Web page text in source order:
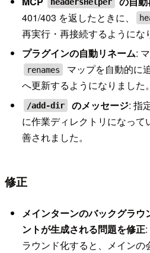
401/403 を返したときに、
再実行・再接続するようにな
プラグインの自動リネーム:
renames
マップを自動的に
へ更新するようになりました。
/add-dir のメッセージ: 指
に作業ディレクトリになっ
善されました。
修正
メインターンのバックグラ
ントが生成される問題を修正:
ラウンド化すると、メインの